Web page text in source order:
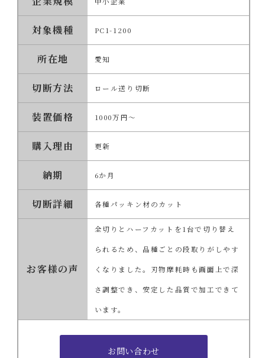
対象機種 PC1-1200
所在地 愛知
切断方法 ロール送り切断
装置価格 1000万円～
購入理由 更新
納期 6か月
切断詳細 各種パッキン材のカット
お客様の声
全切りとハーフカットを1台で切り替え
られるため、品種ごとの段取りがしやす
くなりました。刃物摩耗時も画面上で深
さ調整でき、安定した品質で加工できて
います。